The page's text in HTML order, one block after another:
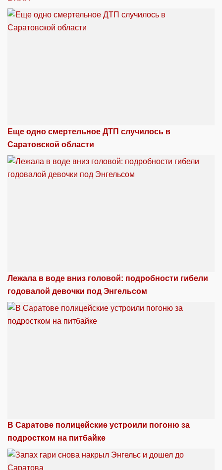
Еще одно смертельное ДТП случилось в
Саратовской области
Лежала в воде вниз головой: подробности гибели
годовалой девочки под Энгельсом
В Саратове полицейские устроили погоню за
подростком на питбайке